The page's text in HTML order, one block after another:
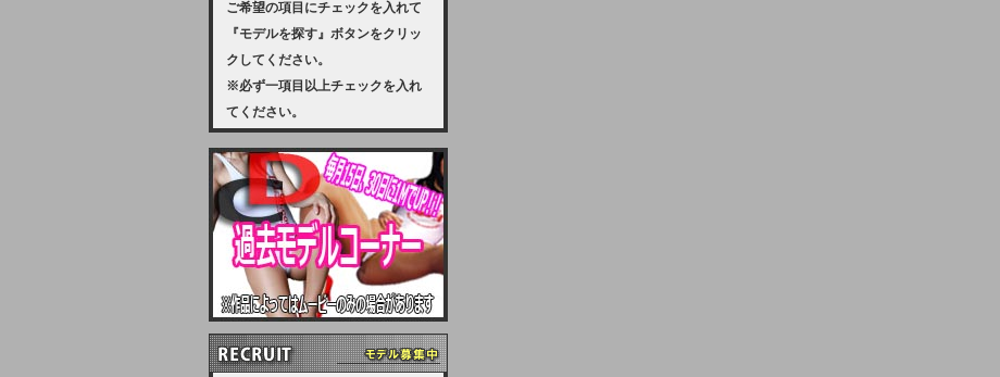
らせ】
2023年 9月10日（日曜日）午前8：
サーバーメンテナンスを実施いたし
ます。その為、アクセスはできませ
ますが、ご理解の程を宜しくお願い
致します。
2022-09-01 (木)
【サーバーメンテナンスのお知ら
せ】
9月10日（土曜日）AM6：00から
AM8：00（予定）サーバーメンテ
ナンスを致します。ご迷惑をおかけ
ご希望の項目にチェックを入れて
『モデルを探す』ボタンをクリッ
クしてください。
※必ず一項目以上チェックを入れ
てください。